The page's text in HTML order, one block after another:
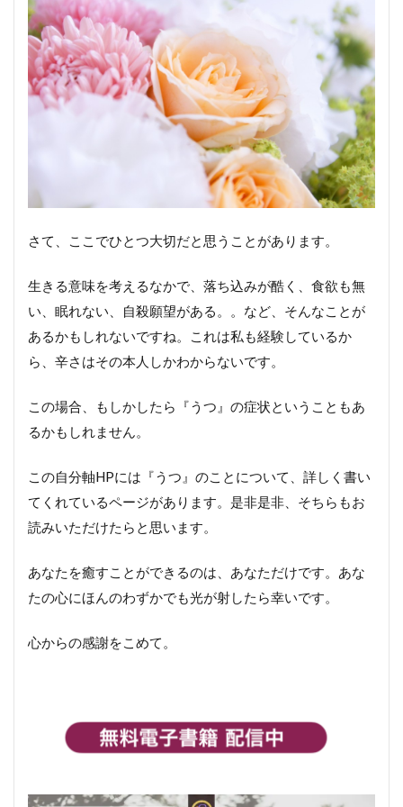
さて、ここでひとつ大切だと思うことがあります。
生きる意味を考えるなかで、落ち込みが酷く、食欲も無
い、眠れない、自殺願望がある。。など、そんなことが
あるかもしれないですね。これは私も経験しているか
ら、辛さはその本人しかわからないです。
この場合、もしかしたら『うつ』の症状ということもあ
るかもしれません。
この自分軸HPには『うつ』のことについて、詳しく書い
てくれているページがあります。是非是非、そちらもお
読みいただけたらと思います。
あなたを癒すことができるのは、あなただけです。あな
たの心にほんのわずかでも光が射したら幸いです。
心からの感謝をこめて。